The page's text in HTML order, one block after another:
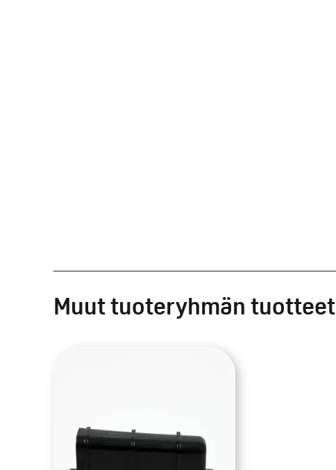
Muut tuoteryhmän tuotteet
useampi
muunnelma.
Voit